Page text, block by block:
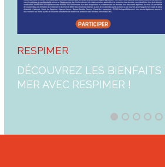
RESPIMER
DÉCOUVREZ LES BIENFAITS
MER AVEC RESPIMER !